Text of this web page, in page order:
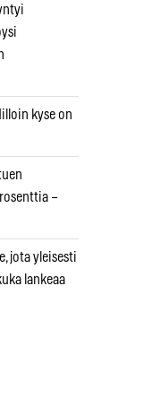
kyse on
–
jota yleisesti
lankeaa